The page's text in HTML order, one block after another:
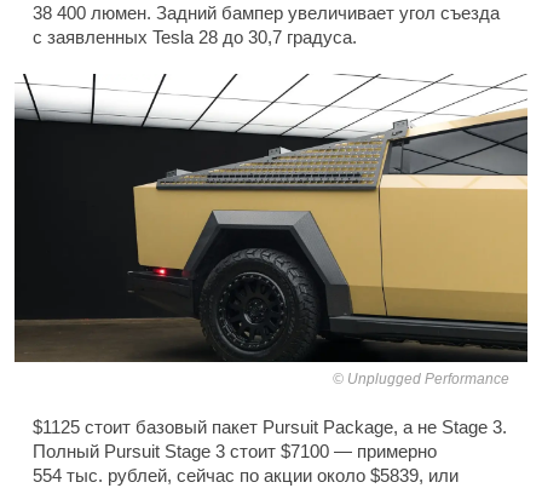
38 400 люмен. Задний бампер увеличивает угол съезда
с заявленных Tesla 28 до 30,7 градуса.
Unplugged Performance
$1125 стоит базовый пакет Pursuit Package, а не Stage 3.
Полный Pursuit Stage 3 стоит $7100 — примерно
554 тыс. рублей, сейчас по акции около $5839, или